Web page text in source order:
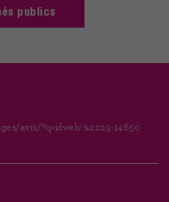
publics
avis/?q=idweb:%2223-14650